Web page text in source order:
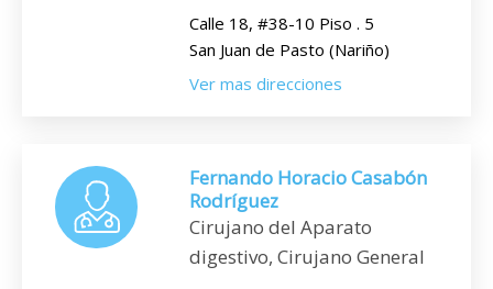
Calle 18, #38-10 Piso . 5
San Juan de Pasto (Nariño)
Ver mas direcciones
Fernando Horacio Casabón
Rodríguez
Cirujano del Aparato
digestivo, Cirujano General